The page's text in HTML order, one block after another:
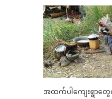
အထက်ပါကျေးရွာတွ